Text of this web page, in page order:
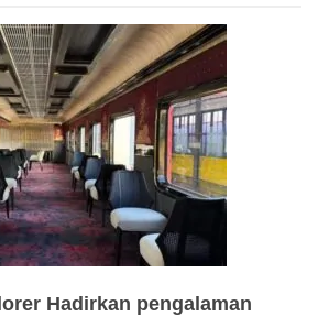
Hadirkan pengalaman